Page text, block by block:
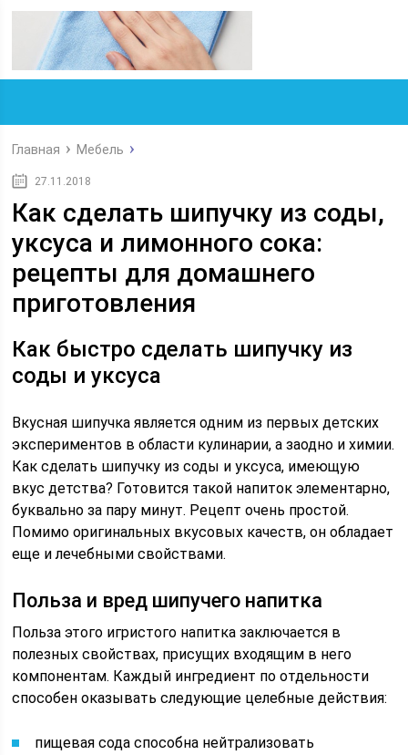
Главная Мебель
27.11.2018
Как сделать шипучку из соды,
уксуса и лимонного сока:
рецепты для домашнего
приготовления
Как быстро сделать шипучку из
соды и уксуса
Вкусная шипучка является одним из первых детских
экспериментов в области кулинарии, а заодно и химии.
Как сделать шипучку из соды и уксуса, имеющую
вкус детства? Готовится такой напиток элементарно,
буквально за пару минут. Рецепт очень простой.
Помимо оригинальных вкусовых качеств, он обладает
еще и лечебными свойствами.
Польза и вред шипучего напитка
Польза этого игристого напитка заключается в
полезных свойствах, присущих входящим в него
компонентам. Каждый ингредиент по отдельности
способен оказывать следующие целебные действия:
пищевая сода способна нейтрализовать